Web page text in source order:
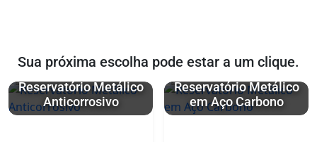
Sua próxima escolha pode estar a um clique.
Reservatório Metálico
Anticorrosivo
Reservatório Metálico
em Aço Carbono